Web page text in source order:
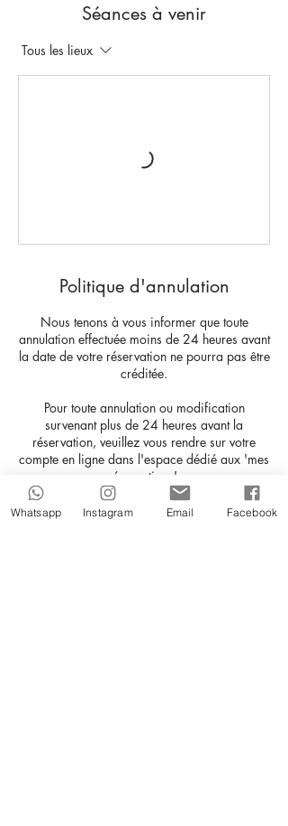
Séances à venir
Tous les lieux
Politique d'annulation
Nous tenons à vous informer que toute
annulation effectuée moins de 24 heures avant
la date de votre réservation ne pourra pas être
créditée.
Pour toute annulation ou modification
survenant plus de 24 heures avant la
réservation, veuillez vous rendre sur votre
compte en ligne dans l'espace dédié aux 'mes
réservations'.
Vous pourrez y gérer facilement vos
Whatsapp Instagram Email Facebook